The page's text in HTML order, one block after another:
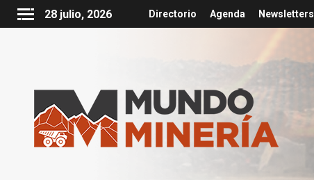
28 julio, 2026 Directorio Agenda Newsletters